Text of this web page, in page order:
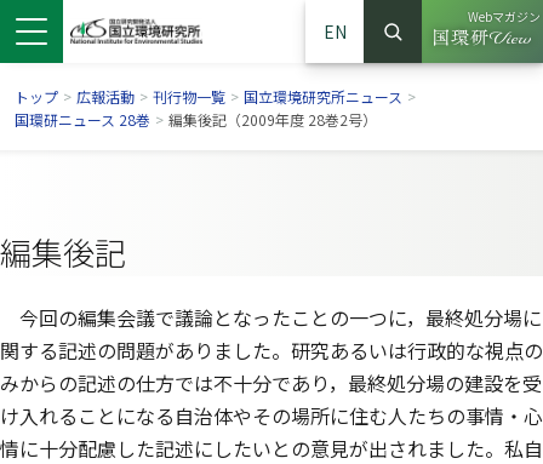
ドウで開きます）
ンドウで開きます）
ウインドウで開きます）
EN
サイト内検索
検索
Webマガジン
（別ウイ
トップ > 広報活動 > 刊行物一覧 > 国立環境研究所ニュース >
国環研ニュース 28巻 > 編集後記（2009年度 28巻2号）
編集後記
今回の編集会議で議論となったことの一つに，最終処分場に
関する記述の問題がありました。研究あるいは行政的な視点の
みからの記述の仕方では不十分であり，最終処分場の建設を受
け入れることになる自治体やその場所に住む人たちの事情・心
情に十分配慮した記述にしたいとの意見が出されました。私自